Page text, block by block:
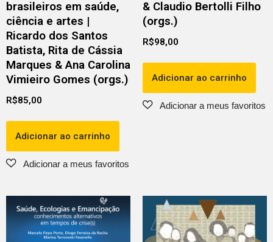
brasileiros em saúde,
ciência e artes |
Ricardo dos Santos
Batista, Rita de Cássia
Marques & Ana Carolina
Vimieiro Gomes (orgs.)
R$85,00
Adicionar ao carrinho
& Claudio Bertolli Filho
(orgs.)
R$98,00
Adicionar ao carrinho